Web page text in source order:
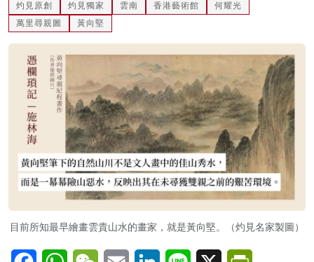
灼見原創 灼見獨家 雲南 香港藝術館
何耀光
萬里尋親圖
黃向堅
目前所知最早繪畫雲貴山水的畫家，就是黃向堅。（灼見名家製圖）
FacebookWhatsAppWeChatEmail LinkedInLine X